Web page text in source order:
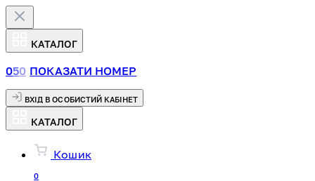
КАТАЛОГ
050 ПОКАЗАТИ НОМЕР
ВХІД В ОСОБИСТИЙ КАБІНЕТ
КАТАЛОГ
Кошик
0